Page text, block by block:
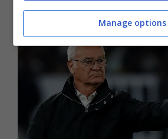
Manage options